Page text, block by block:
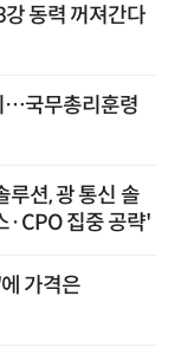
동력 꺼져간다
…국무총리훈령
루션, 광 통신 솔
집중 공략'
가격은